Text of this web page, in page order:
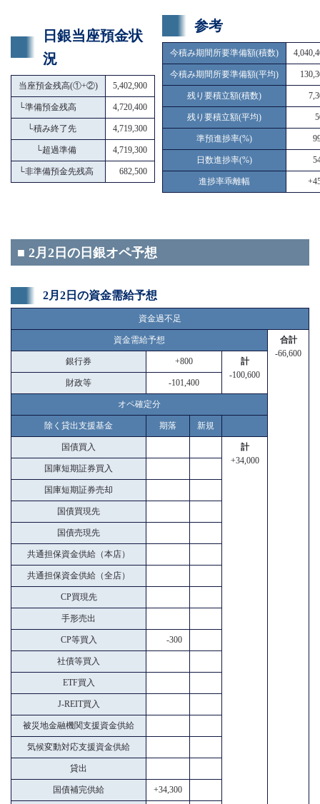
日銀当座預金状
況
当座預金残高(①+②) 5,402,900
└準備預金残高 4,720,400
└積み終了先 4,719,300
└超過準備 4,719,300
└非準備預金先残高 682,500
参考
今積み期間所要準備額(積数)
今積み期間所要準備額(平均)
残り要積立額(積数)
残り要積立額(平均)
準預進捗率(%)
日数進捗率(%)
進捗率乖離幅
■ 2月2日の日銀オペ予想
2月2日の資金需給予想
資金過不足
資金需給予想
合計
-66,600
銀行券 +800
計
-100,600
財政等 -101,400
オペ確定分
除く貸出支援基金 期落 新規
国債買入
計
+34,000
国庫短期証券買入
国庫短期証券売却
国債買現先
国債売現先
共通担保資金供給（本店）
共通担保資金供給（全店）
CP買現先
手形売出
CP等買入 -300
社債等買入
ETF買入
J-REIT買入
被災地金融機関支援資金供給
気候変動対応支援資金供給
貸出
国債補完供給 +34,300